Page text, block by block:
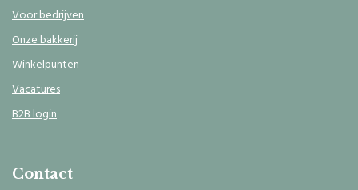
Voor bedrijven
Onze bakkerij
Winkelpunten
Vacatures
B2B login
Contact